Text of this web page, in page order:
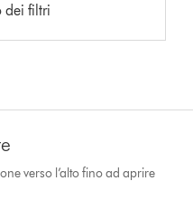
dei filtri
verso l’alto fino ad aprire